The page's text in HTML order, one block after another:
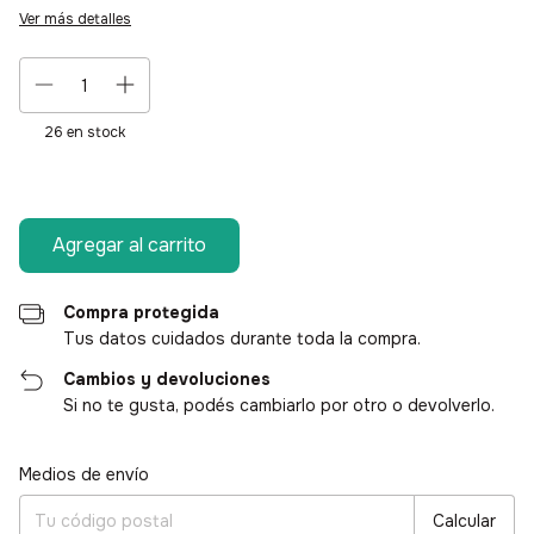
Ver más detalles
26 en stock
Compra protegida
Tus datos cuidados durante toda la compra.
Cambios y devoluciones
Si no te gusta, podés cambiarlo por otro o devolverlo.
Entregas para el CP:
Medios de envío
Calcular